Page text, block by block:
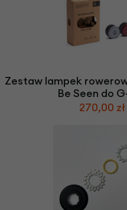
Zestaw lampek
Be Seen do
270,00 zł